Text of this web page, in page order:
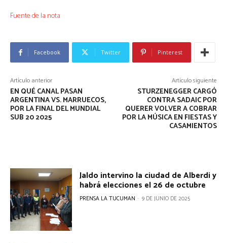
Fuente de la nota
Facebook Twitter Pinterest
Artículo anterior
EN QUÉ CANAL PASAN
ARGENTINA VS. MARRUECOS,
POR LA FINAL DEL MUNDIAL
SUB 20 2025
Artículo siguiente
STURZENEGGER CARGÓ
CONTRA SADAIC POR
QUERER VOLVER A COBRAR
POR LA MÚSICA EN FIESTAS Y
CASAMIENTOS
Jaldo intervino la ciudad de Alberdi y
habrá elecciones el 26 de octubre
PRENSA LA TUCUMAN - 9 DE JUNIO DE 2025